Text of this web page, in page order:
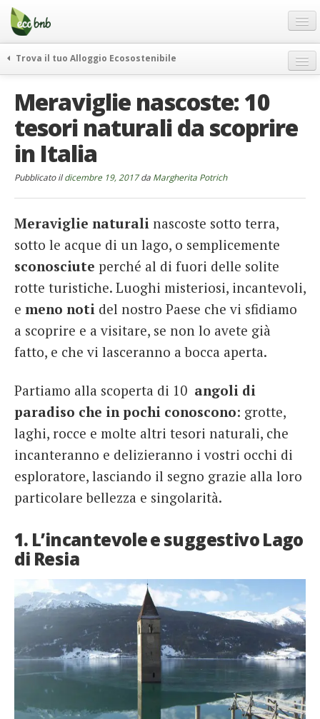
Menu
Salta
contenuto
Offerte Speciali
Regali
FAQ
Chi Siamo
Partner
Contatti
Italiano
English
Spanish
French
Trova il tuo Alloggio Ecosostenibile
itinerari
curiosità
vivere e viaggiare verde
Meraviglie nascoste: 10
tesori naturali da scoprire
in Italia
Pubblicato ildicembre 19, 2017da Margherita Potrich
Meraviglie naturali nascoste sotto terra,
sotto le acque di un lago, o semplicemente
sconosciute perché al di fuori delle solite
rotte turistiche. Luoghi misteriosi, incantevoli,
e meno noti del nostro Paese che vi sfidiamo
a scoprire e a visitare, se non lo avete già
fatto, e che vi lasceranno a bocca aperta.
Partiamo alla scoperta di 10 angoli di
paradiso che in pochi conoscono: grotte,
laghi, rocce e molte altri tesori naturali, che
incanteranno e delizieranno i vostri occhi di
esploratore, lasciando il segno grazie alla loro
particolare bellezza e singolarità.
1. L’incantevole e suggestivo Lago
di Resia